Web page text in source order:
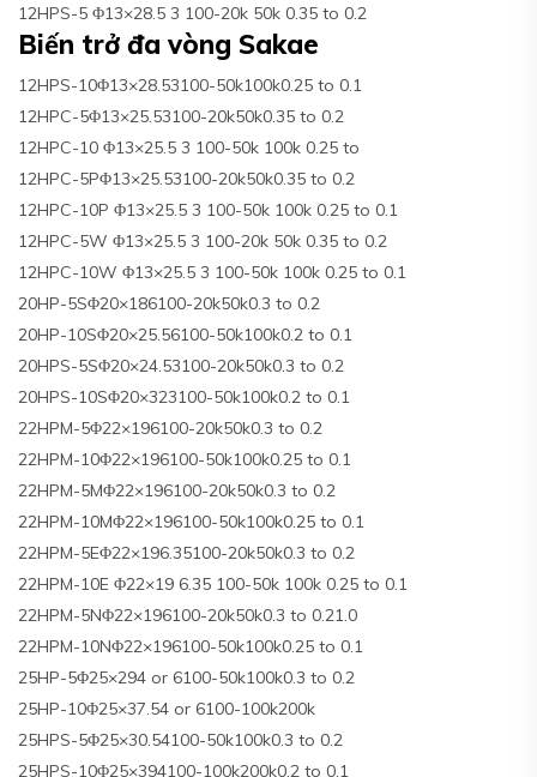
12HPS-5 Φ13×28.5 3 100-20k 50k 0.35 to 0.2
Biến trở đa vòng Sakae
12HPS-10Φ13×28.53100-50k100k0.25 to 0.1
12HPC-5Φ13×25.53100-20k50k0.35 to 0.2
12HPC-10 Φ13×25.5 3 100-50k 100k 0.25 to
12HPC-5PΦ13×25.53100-20k50k0.35 to 0.2
12HPC-10P Φ13×25.5 3 100-50k 100k 0.25 to 0.1
12HPC-5W Φ13×25.5 3 100-20k 50k 0.35 to 0.2
12HPC-10W Φ13×25.5 3 100-50k 100k 0.25 to 0.1
20HP-5SΦ20×186100-20k50k0.3 to 0.2
20HP-10SΦ20×25.56100-50k100k0.2 to 0.1
20HPS-5SΦ20×24.53100-20k50k0.3 to 0.2
20HPS-10SΦ20×323100-50k100k0.2 to 0.1
22HPM-5Φ22×196100-20k50k0.3 to 0.2
22HPM-10Φ22×196100-50k100k0.25 to 0.1
22HPM-5MΦ22×196100-20k50k0.3 to 0.2
22HPM-10MΦ22×196100-50k100k0.25 to 0.1
22HPM-5EΦ22×196.35100-20k50k0.3 to 0.2
22HPM-10E Φ22×19 6.35 100-50k 100k 0.25 to 0.1
22HPM-5NΦ22×196100-20k50k0.3 to 0.21.0
22HPM-10NΦ22×196100-50k100k0.25 to 0.1
25HP-5Φ25×294 or 6100-50k100k0.3 to 0.2
25HP-10Φ25×37.54 or 6100-100k200k
25HPS-5Φ25×30.54100-50k100k0.3 to 0.2
25HPS-10Φ25×394100-100k200k0.2 to 0.1